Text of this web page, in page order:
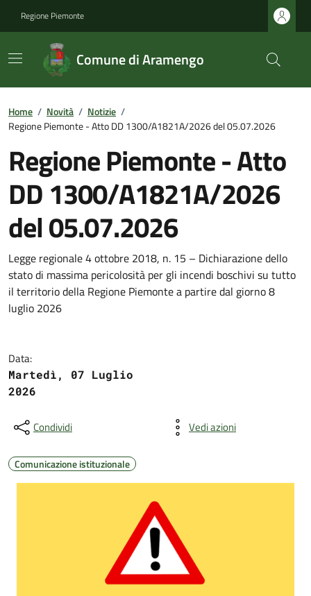
Regione Piemonte
Comune di Aramengo
Home / Novità / Notizie /
Regione Piemonte - Atto DD 1300/A1821A/2026 del 05.07.2026
Regione Piemonte - Atto
DD 1300/A1821A/2026
del 05.07.2026
Legge regionale 4 ottobre 2018, n. 15 – Dichiarazione dello
stato di massima pericolosità per gli incendi boschivi su tutto
il territorio della Regione Piemonte a partire dal giorno 8
luglio 2026
Data:
Martedì, 07 Luglio
2026
Condividi Vedi azioni
Comunicazione istituzionale